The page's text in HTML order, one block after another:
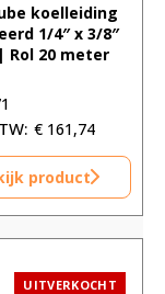
koelleiding
1/4″ x 3/8″
Rol 20 meter
€ 161,74
product
UITVERKOCHT